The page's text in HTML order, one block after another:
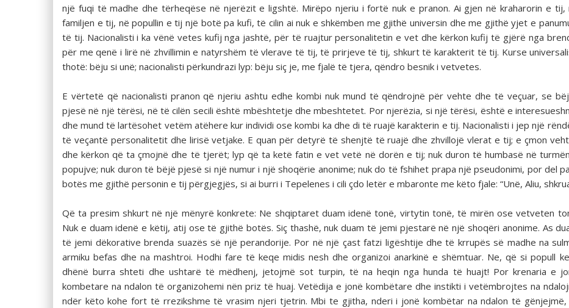
një fuqi të madhe dhe tërheqëse në njerëzit e ligshtë. Mirëpo njeriu i fortë nuk e pranon. Ai gjen në kraharorin e tij,
familjen e tij, në popullin e tij një botë pa kufi, të cilin ai nuk e shkëmben me gjithë universin dhe me gjithë yjet e
të tij. Nacionalisti i ka vënë vetes kufij nga jashtë, për të ruajtur personalitetin e vet dhe kërkon kufij të gjërë nga
për me qenë i lirë në zhvillimin e natyrshëm të vlerave të tij, të prirjeve të tij, shkurt të karakterit të tij. Kurse
thotë: bëju si unë; nacionalisti përkundrazi lyp: bëju siç je, me fjalë të tjera, qëndro besnik i vetvetes.
E vërtetë që nacionalisti pranon që njeriu ashtu edhe kombi nuk mund të qëndrojnë për vehte dhe të veçuar, se
pjesë në një tërësi, në të cilën secili është mbështetje dhe mbeshtetet. Por njerëzia, si një tërësi, është e
dhe mund të lartësohet vetëm atëhere kur individi ose kombi ka dhe di të ruajë karakterin e tij. Nacionalisti i jep një
të veçantë personalitetit dhe lirisë vetjake. E quan për detyrë të shenjtë të ruajë dhe zhvillojë vlerat e tij; e çmon
dhe kërkon që ta çmojnë dhe të tjerët; lyp që ta ketë fatin e vet vetë në dorën e tij; nuk duron të humbasë në
popujve; nuk duron të bëjë pjesë si një numur i një shoqërie anonime; nuk do të fshihet prapa një pseudonimi, por del
botës me gjithë personin e tij përgjegjës, si ai burri i Tepelenes i cili çdo letër e mbaronte me këto fjale: “Unë, Aliu,
Që ta presim shkurt në një mënyrë konkrete: Ne shqiptaret duam idenë tonë, virtytin tonë, të mirën ose vetveten
Nuk e duam idenë e këtij, atij ose të gjithë botës. Siç thashë, nuk duam të jemi pjestarë në një shoqëri anonime. As
të jemi dëkorative brenda suazës së një perandorije. Por në një çast fatzi ligështije dhe të krrupës së madhe na
armiku befas dhe na mashtroi. Hodhi fare të keqe midis nesh dhe organizoi anarkinë e shëmtuar. Ne, që si popull
dhënë burra shteti dhe ushtarë të mëdhenj, jetojmë sot turpin, të na heqin nga hunda të huajt! Por krenaria e
kombetare na ndalon të organizohemi nën priz të huaj. Vetëdija e jonë kombëtare dhe instikti i vetëmbrojtes na
ndër këto kohe fort të rrezikshme të vrasim njeri tjetrin. Mbi te gjitha, nderi i jonë kombëtar na ndalon të